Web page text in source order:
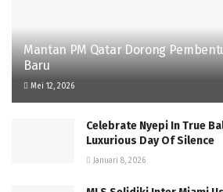
Mantan PM Qatar Dorong
Baru
Mei 12, 2026
Celebrate Nyepi In True
Luxurious Day Of Silence
Januari 8, 2026